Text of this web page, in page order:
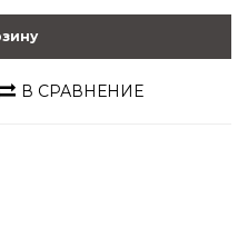
В СРАВНЕНИЕ